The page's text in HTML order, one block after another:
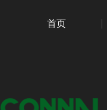
首页